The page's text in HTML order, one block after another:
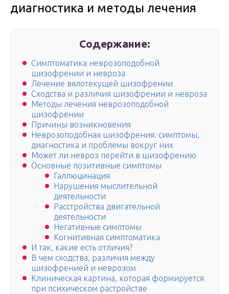
диагностика и методы лечения
Содержание:
Симптоматика неврозоподобной
шизофрении и невроза
Лечение вялотекущей шизофрении
Сходства и различия шизофрении и невроза
Методы лечения неврозоподобной
шизофрении
Причины возникновения
Неврозоподобная шизофрения: симптомы,
диагностика и проблемы вокруг них
Может ли невроз перейти в шизофрению
Основные позитивные симптомы
Галлюцинация
Нарушения мыслительной
деятельности
Расстройства двигательной
деятельности
Негативные симптомы
Когнитивная симптоматика
И так, какие есть отличия?
В чем сходства, различия между
шизофренией и неврозом
Клиническая картина, которая формируется
при психическом растройстве